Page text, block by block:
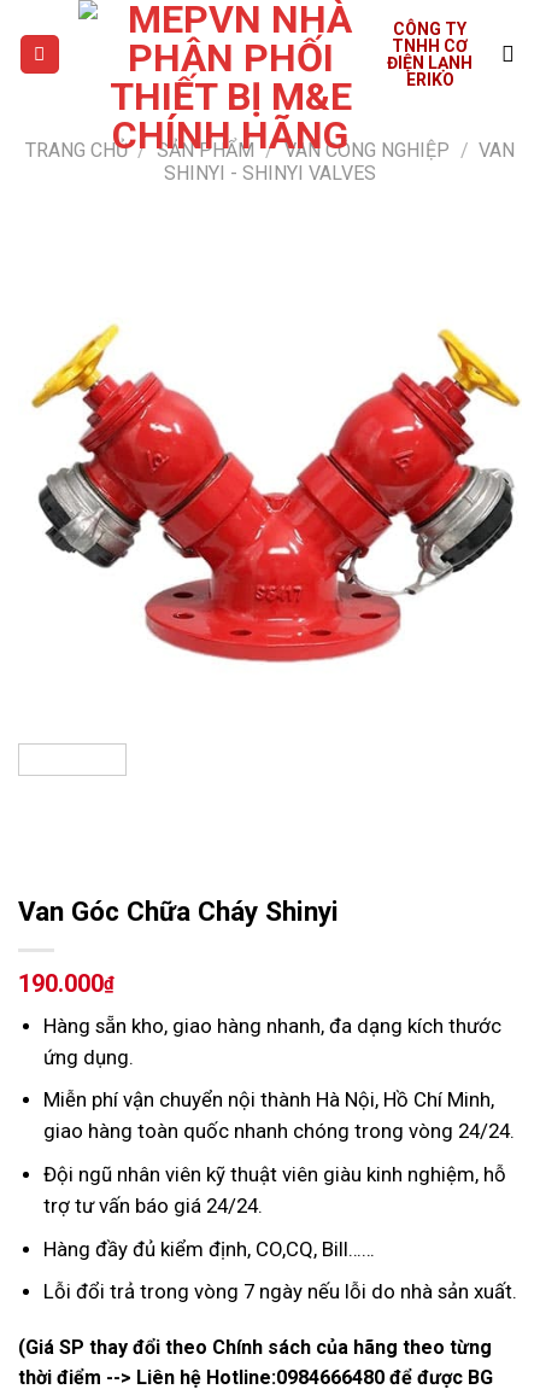
content
CÔNG TY
TNHH CƠ
ĐIỆN LẠNH
ERIKO
TRANG CHỦ / SẢN PHẨM / VAN CÔNG NGHIỆP / VAN
SHINYI - SHINYI VALVES
Van Góc Chữa Cháy Shinyi
190.000₫
Hàng sẵn kho, giao hàng nhanh, đa dạng kích thước
ứng dụng.
Miễn phí vận chuyển nội thành Hà Nội, Hồ Chí Minh,
giao hàng toàn quốc nhanh chóng trong vòng 24/24.
Đội ngũ nhân viên kỹ thuật viên giàu kinh nghiệm, hỗ
trợ tư vấn báo giá 24/24.
Hàng đầy đủ kiểm định, CO,CQ, Bill……
Lỗi đổi trả trong vòng 7 ngày nếu lỗi do nhà sản xuất.
(Giá SP thay đổi theo Chính sách của hãng theo từng
thời điểm --> Liên hệ Hotline:0984666480 để được BG